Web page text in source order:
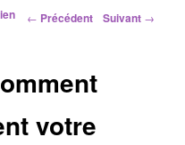
Navigation des articles
← Précédent Suivant →
votre